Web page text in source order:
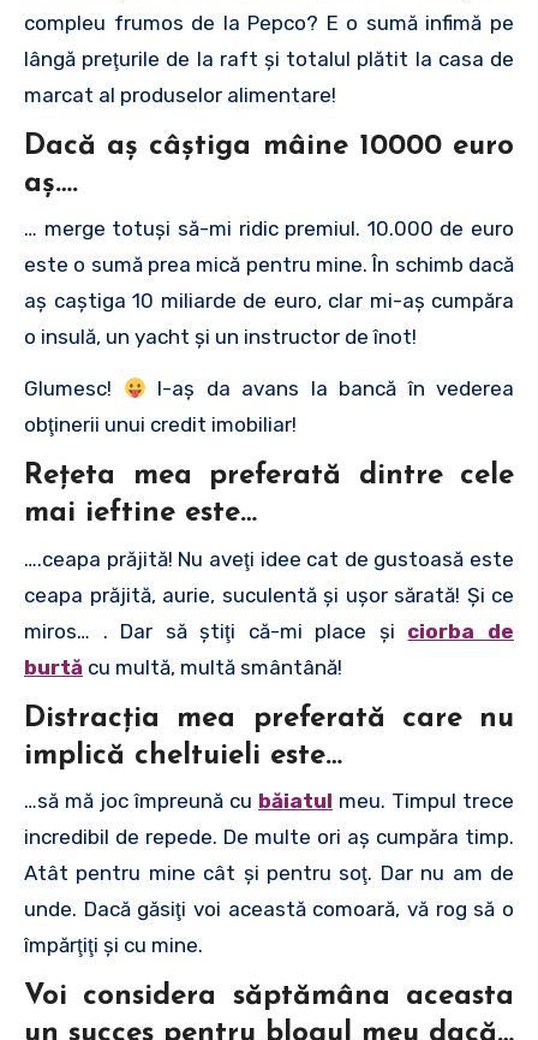
compleu frumos de la Pepco? E o sumă infimă pe
lângă preţurile de la raft şi totalul plătit la casa de
marcat al produselor alimentare!
Dacă aş câştiga mâine 10000 euro
aş….
… merge totuşi să-mi ridic premiul. 10.000 de euro
este o sumă prea mică pentru mine. În schimb dacă
aş caştiga 10 miliarde de euro, clar mi-aş cumpăra
o insulă, un yacht şi un instructor de înot!
Glumesc!
I-aş da avans la bancă în vederea
obţinerii unui credit imobiliar!
Reţeta mea preferată dintre cele
mai ieftine este…
….ceapa prăjită! Nu aveţi idee cat de gustoasă este
ceapa prăjită, aurie, suculentă şi uşor sărată! Şi ce
miros… . Dar să ştiţi că-mi place şi ciorba de
burtă cu multă, multă smântână!
Distracţia mea preferată care nu
implică cheltuieli este…
…să mă joc împreună cu băiatul meu. Timpul trece
incredibil de repede. De multe ori aş cumpăra timp.
Atât pentru mine cât şi pentru soţ. Dar nu am de
unde. Dacă găsiţi voi această comoară, vă rog să o
împărţiţi şi cu mine.
Voi considera săptămâna aceasta